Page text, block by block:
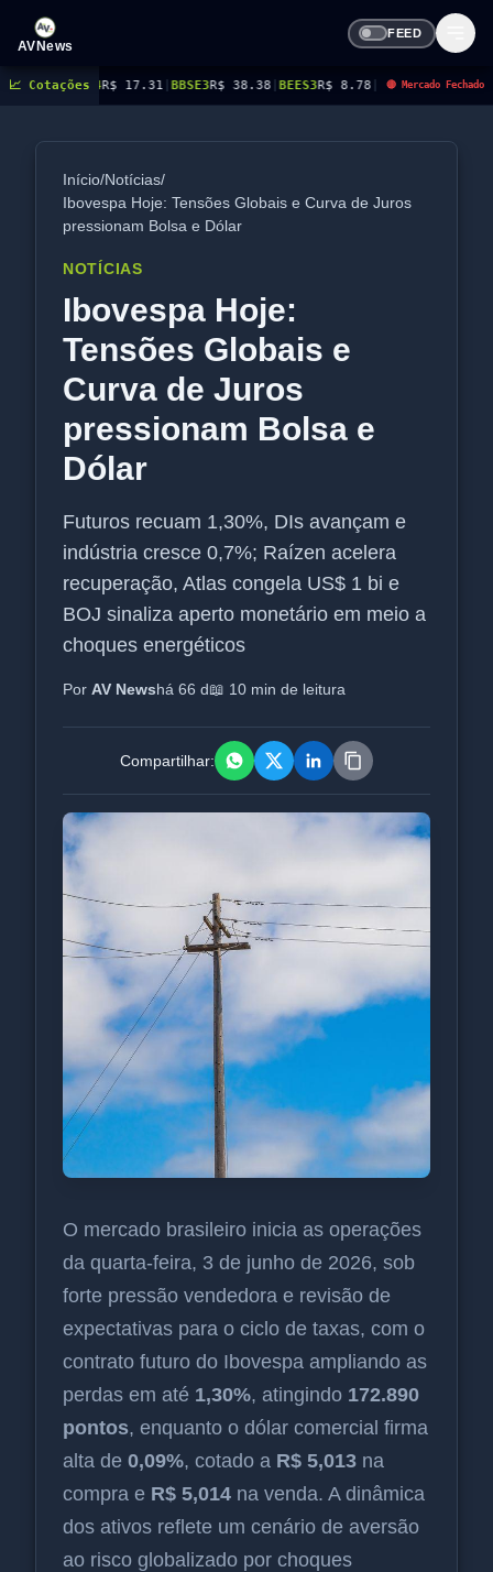
AVNews
FEED
📈 Cotações
| BBSE3R$ 38.38|BEES3R$ 8.78 |BEES4 R$ 9.16| BMGB4 R$ 5.21|BRAP4
🔴 Mercado Fechado
Início/Notícias/
Ibovespa Hoje: Tensões Globais e Curva de Juros
pressionam Bolsa e Dólar
NOTÍCIAS
Ibovespa Hoje:
Tensões Globais e
Curva de Juros
pressionam Bolsa e
Dólar
Futuros recuam 1,30%, DIs avançam e
indústria cresce 0,7%; Raízen acelera
recuperação, Atlas congela US$ 1 bi e
BOJ sinaliza aperto monetário em meio a
choques energéticos
Por AV Newshá 66 d📖 10 min de leitura
Compartilhar:
O mercado brasileiro inicia as operações
da quarta-feira, 3 de junho de 2026, sob
forte pressão vendedora e revisão de
expectativas para o ciclo de taxas, com o
contrato futuro do Ibovespa ampliando as
perdas em até 1,30%, atingindo 172.890
pontos, enquanto o dólar comercial firma
alta de 0,09%, cotado a R$ 5,013 na
compra e R$ 5,014 na venda. A dinâmica
dos ativos reflete um cenário de aversão
ao risco globalizado por choques